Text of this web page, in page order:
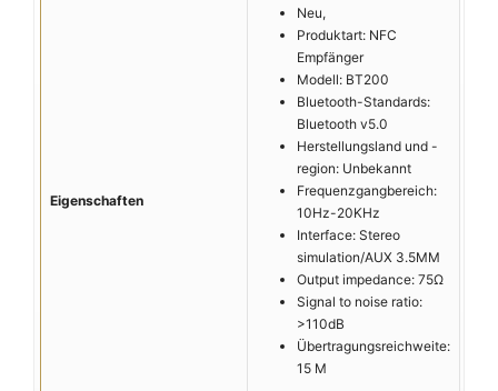
Eigenschaften
Neu,
Produktart: NFC
Empfänger
Modell: BT200
Bluetooth-Standards:
Bluetooth v5.0
Herstellungsland und -
region: Unbekannt
Frequenzgangbereich:
10Hz-20KHz
Interface: Stereo
simulation/AUX 3.5MM
Output impedance: 75Ω
Signal to noise ratio:
>110dB
Übertragungsreichweite:
15 M